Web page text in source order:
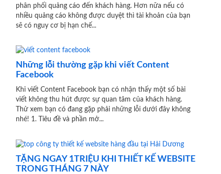
phân phối quảng cáo đến khách hàng. Hơn nữa nếu có
nhiều quảng cáo không được duyệt thì tài khoản của bạn
sẽ có nguy cơ bị hạn chế...
Những lỗi thường gặp khi viết Content
Facebook
Khi viết Content Facebook bạn có nhận thấy một số bài
viết không thu hút được sự quan tâm của khách hàng.
Thử xem bạn có đang gặp phải những lỗi dưới đây không
nhé! 1. Tiêu đề và phần mở...
TẶNG NGAY 1TRIỆU KHI THIẾT KẾ WEBSITE
TRONG THÁNG 7 NÀY